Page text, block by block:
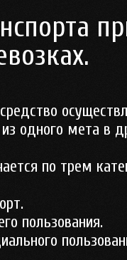
одного мета в
по трем
пользования.